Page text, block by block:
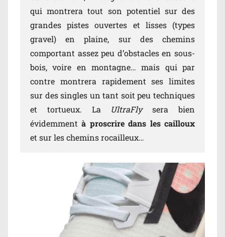
qui montrera tout son potentiel sur des
grandes pistes ouvertes et lisses (types
gravel) en plaine, sur des chemins
comportant assez peu d’obstacles en sous-
bois, voire en montagne… mais qui par
contre montrera rapidement ses limites
sur des singles un tant soit peu techniques
et tortueux. La UltraFlysera bien
évidemmentà proscrire dans les cailloux
et sur les chemins rocailleux…